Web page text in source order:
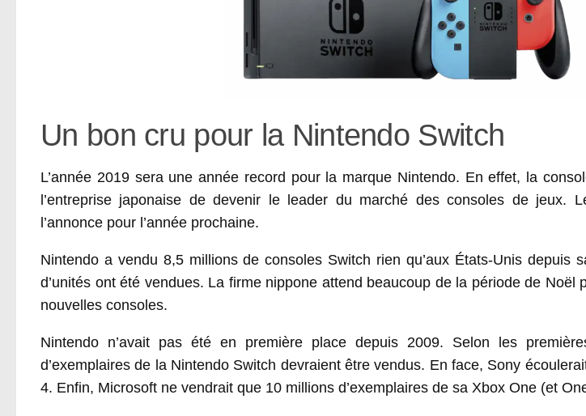
Un bon cru pour la Nintendo Switch
L’année 2019 sera une année record pour la marque Nintendo. En effet, la
l’entreprise japonaise de devenir le leader du marché des consoles de jeux.
l’annonce pour l’année prochaine.
Nintendo a vendu 8,5 millions de consoles Switch rien qu’aux États-Unis depuis
d’unités ont été vendues. La firme nippone attend beaucoup de la période de Noël
nouvelles consoles.
Nintendo n’avait pas été en première place depuis 2009. Selon les
d’exemplaires de la Nintendo Switch devraient être vendus. En face, Sony
4. Enfin, Microsoft ne vendrait que 10 millions d’exemplaires de sa Xbox One (et